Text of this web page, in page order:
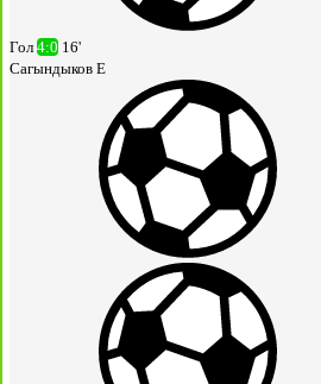
Гол 4:0 16'
Сагындыков Е